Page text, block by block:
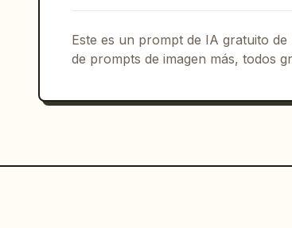
Este es un prompt de IA gratuito
de prompts de imagen más, todos